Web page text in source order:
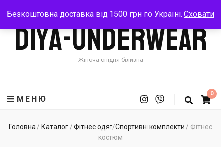
Безкоштовна доставка від 1500 грн по Україні. Сховати
Diya-Underwear
Жіноча спідня білизна
МЕНЮ
0
Головна / Каталог / Фітнес одяг/Спортивні комплекти / Фітнес
костюм